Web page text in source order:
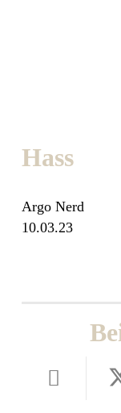
Hass
Argo Nerd
10.03.23